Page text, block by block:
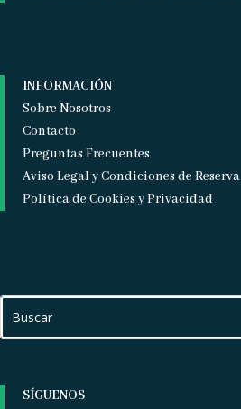
INFORMACIÓN
Sobre Nosotros
Contacto
Preguntas Frecuentes
Aviso Legal y Condiciones de Reserva
Política de Cookies y Privacidad
SÍGUENOS